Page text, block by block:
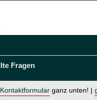
Fragen
Kontaktformular ganz unten! |